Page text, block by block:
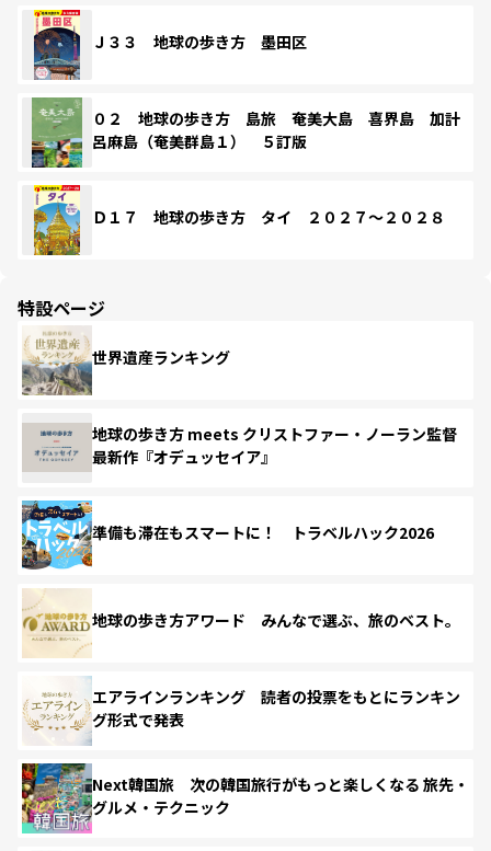
Ｊ３３ 地球の歩き方 墨田区
０２ 地球の歩き方 島旅 奄美大島 喜界島 加計
呂麻島（奄美群島１） ５訂版
Ｄ１７ 地球の歩き方 タイ ２０２７～２０２８
特設ページ
世界遺産ランキング
地球の歩き方 meets クリストファー・ノーラン監督
最新作『オデュッセイア』
準備も滞在もスマートに！ トラベルハック2026
地球の歩き方アワード みんなで選ぶ、旅のベスト。
エアラインランキング 読者の投票をもとにランキン
グ形式で発表
Next韓国旅 次の韓国旅行がもっと楽しくなる 旅先・
グルメ・テクニック